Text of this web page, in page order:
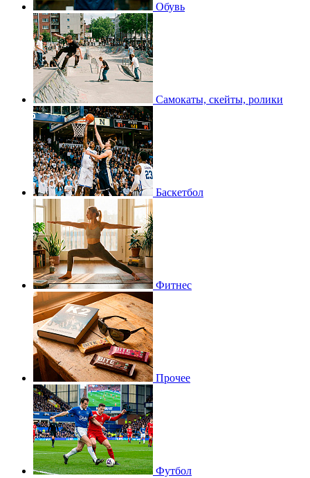
Обувь
Самокаты, скейты, ролики
Баскетбол
Фитнес
Прочее
Футбол